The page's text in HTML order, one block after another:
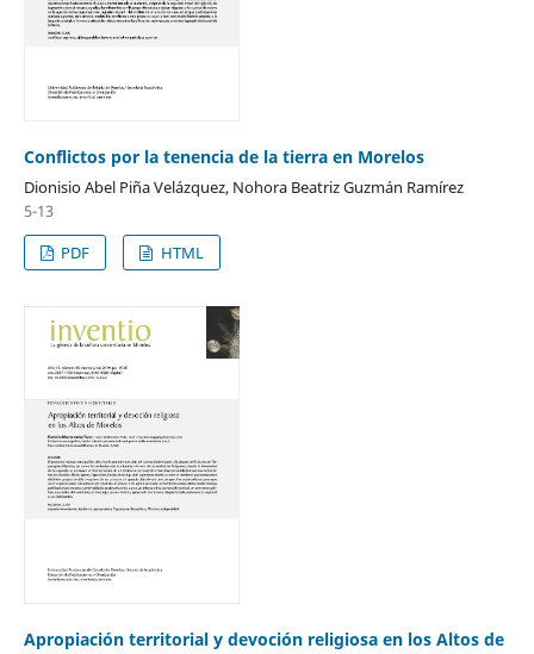
Conflictos por la tenencia de la tierra en Morelos
Dionisio Abel Piña Velázquez, Nohora Beatriz Guzmán Ramírez
5-13
PDF
HTML
Apropiación territorial y devoción religiosa en los Altos de